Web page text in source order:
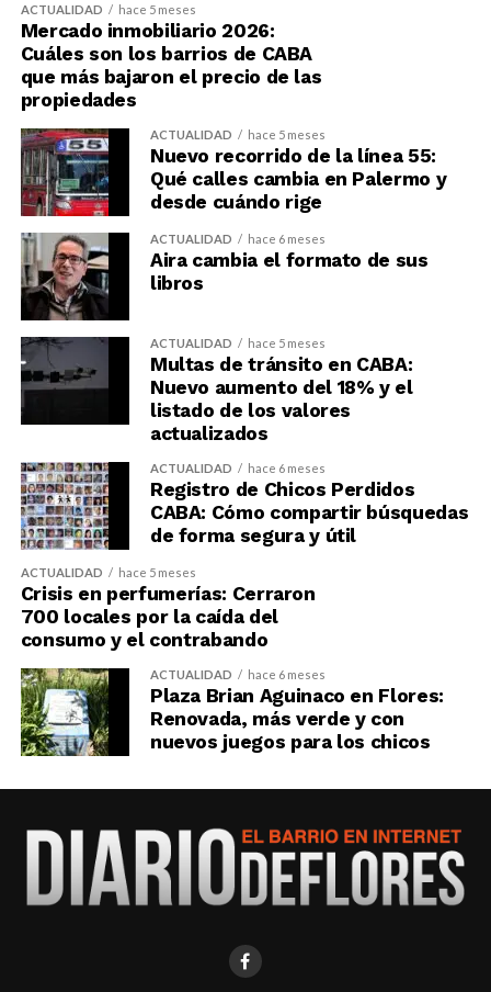
ACTUALIDAD hace 5 meses
Mercado inmobiliario 2026:
Cuáles son los barrios de CABA
que más bajaron el precio de las
propiedades
ACTUALIDAD hace 5 meses
Nuevo recorrido de la línea 55:
Qué calles cambia en Palermo y
desde cuándo rige
ACTUALIDAD hace 6 meses
Aira cambia el formato de sus
libros
ACTUALIDAD hace 5 meses
Multas de tránsito en CABA:
Nuevo aumento del 18% y el
listado de los valores
actualizados
ACTUALIDAD hace 6 meses
Registro de Chicos Perdidos
CABA: Cómo compartir búsquedas
de forma segura y útil
ACTUALIDAD hace 5 meses
Crisis en perfumerías: Cerraron
700 locales por la caída del
consumo y el contrabando
ACTUALIDAD hace 6 meses
Plaza Brian Aguinaco en Flores:
Renovada, más verde y con
nuevos juegos para los chicos